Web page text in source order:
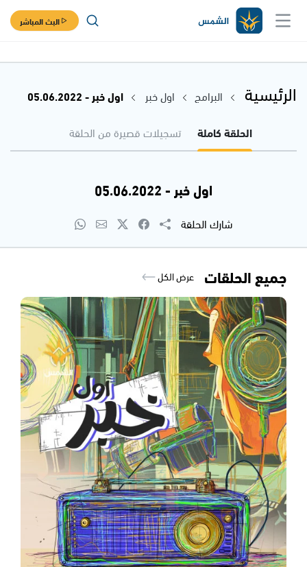
البث المباشر
الرئيسية البرامج اول خبر
اول خبر - 05.06.2022
الحلقة كاملة
تسجيلات قصيرة من الحلقة
اول خبر - 05.06.2022
شارك الحلقة
جميع الحلقات عرض الكل